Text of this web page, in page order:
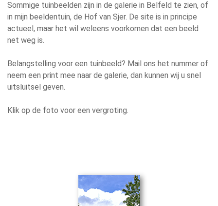
Sommige tuinbeelden zijn in de galerie in Belfeld te zien, of
in mijn beeldentuin, de Hof van Sjer. De site is in principe
actueel, maar het wil weleens voorkomen dat een beeld
net weg is.
Belangstelling voor een tuinbeeld? Mail ons het nummer of
neem een print mee naar de galerie, dan kunnen wij u snel
uitsluitsel geven.
Klik op de foto voor een vergroting.